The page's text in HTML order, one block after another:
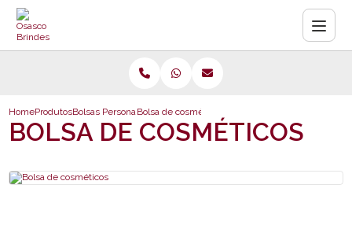
HomeProdutosBolsas PersonalizadasBolsa de cosméticos
BOLSA DE COSMÉTICOS